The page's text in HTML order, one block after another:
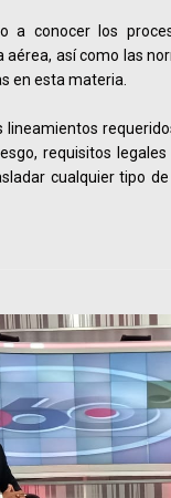
a conocer los
aérea, así como las
en esta materia.
lineamientos
requisitos
cualquier tipo